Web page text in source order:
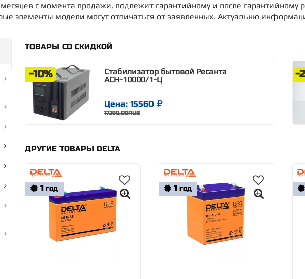
месяцев с момента продажи, подлежит гарантийному и после гарантийному
элементы модели могут отличаться от заявленных. Актуальню
ТОВАРЫ СО СКИДКОЙ
-10%
Стабилизатор бытовой Ресанта
АСН-10000/1-Ц
Цена: 15560
17290.00RUB
-
ДРУГИЕ ТОВАРЫ DELTA
1 ГОД 1 ГОД